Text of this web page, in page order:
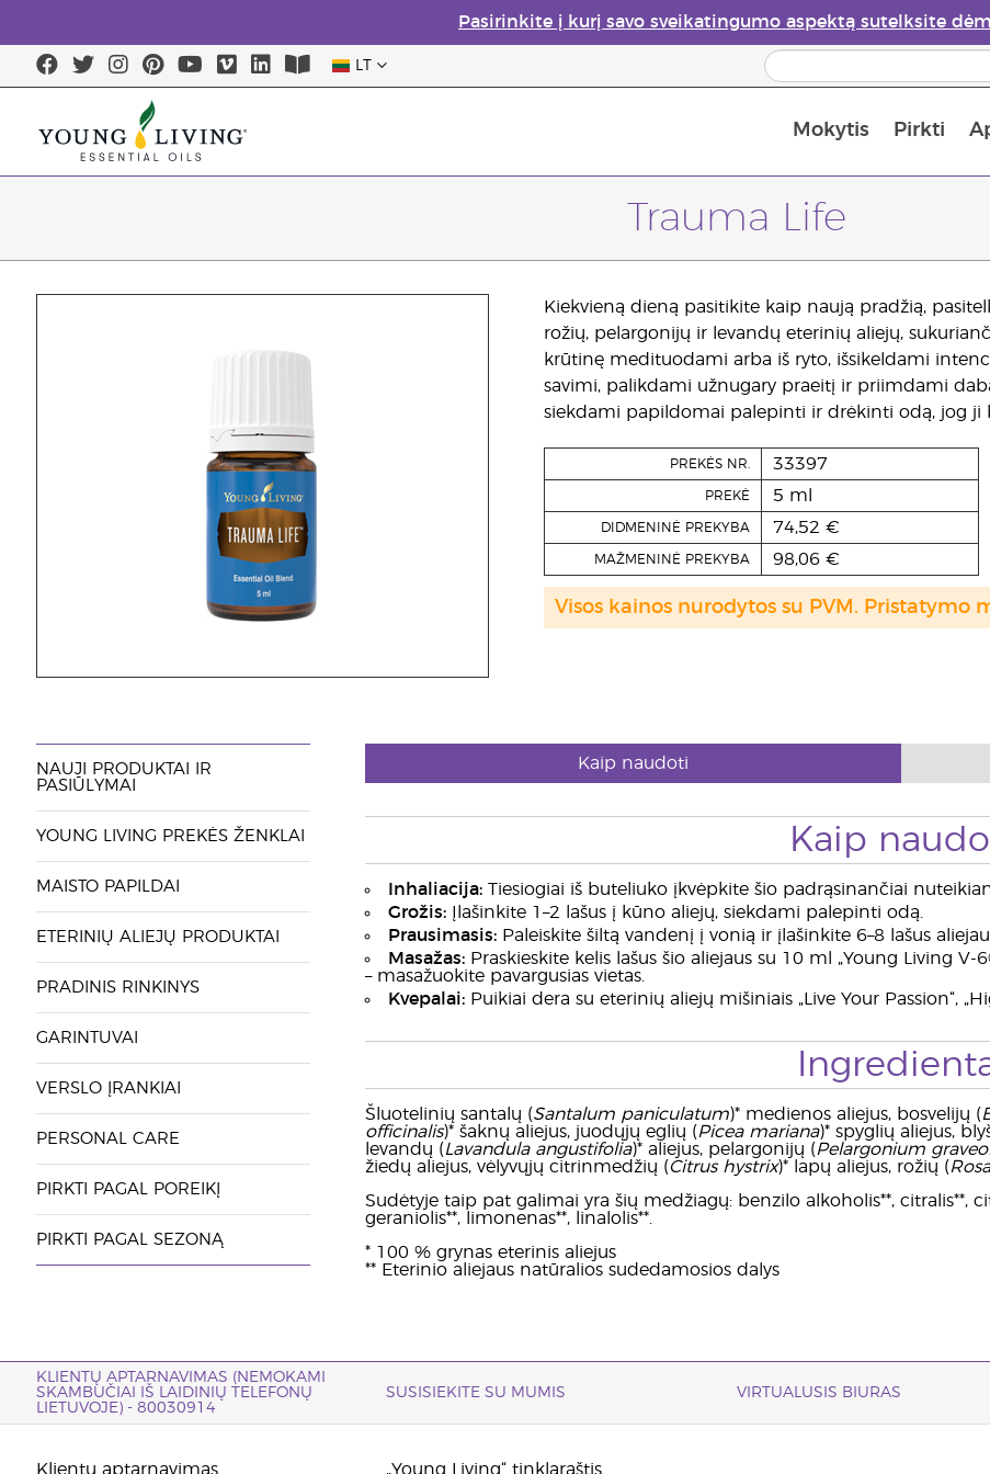
Pasirinkite į kurį savo sveikatingumo aspektą sutelksite
LT
Mokytis Pirkti
Trauma Life
Kiekvieną dieną pasitikite kaip naują pradžią,
rožių, pelargonijų ir levandų eterinių aliejų,
krūtinę medituodami arba iš ryto, išsikeldami
savimi, palikdami užnugary praeitį ir priimdami
siekdami papildomai palepinti ir drėkinti odą, jog ji
PREKĖS NR. 33397
PREKĖ 5 ml
DIDMENINĖ PREKYBA 74,52 €
MAŽMENINĖ PREKYBA 98,06 €
Visos kainos nurodytos su PVM. Pristatymo
NAUJI PRODUKTAI IR
PASIŪLYMAI
YOUNG LIVING PREKĖS ŽENKLAI
MAISTO PAPILDAI
ETERINIŲ ALIEJŲ PRODUKTAI
PRADINIS RINKINYS
GARINTUVAI
VERSLO ĮRANKIAI
PERSONAL CARE
PIRKTI PAGAL POREIKĮ
PIRKTI PAGAL SEZONĄ
Kaip naudoti
Kaip
Inhaliacija:Tiesiogiai iš buteliuko įkvėpkite šio padrąsinančiai
Grožis:Įlašinkite 1–2 lašus į kūno aliejų, siekdami palepinti odą.
Prausimasis:Paleiskite šiltą vandenį į vonią ir įlašinkite 6–8 lašus
Masažas:Praskieskite kelis lašus šio aliejaus su 10 ml „Young Living
– masažuokite pavargusias vietas.
Kvepalai:Puikiai dera su eterinių aliejų mišiniais „Live Your Passion“,
Šluotelinių santalų (Santalum paniculatum)* medienos aliejus, bosvelijų (
officinalis)* šaknų aliejus, juodųjų eglių (Picea mariana)* spyglių aliejus,
levandų (Lavandula angustifolia)* aliejus, pelargonijų (Pelargonium
žiedų aliejus, vėlyvųjų citrinmedžių (Citrus hystrix)* lapų aliejus, rožių (
Sudėtyje taip pat galimai yra šių medžiagų: benzilo alkoholis**, citralis**,
geraniolis**, limonenas**, linalolis**.
* 100 % grynas eterinis aliejus
** Eterinio aliejaus natūralios sudedamosios dalys
KLIENTŲ APTARNAVIMAS (NEMOKAMI
SKAMBUČIAI IŠ LAIDINIŲ TELEFONŲ
LIETUVOJE) - 80030914
SUSISIEKITE SU MUMIS VIRTUALUSIS BIURAS
Klientų aptarnavimas „Young Living“ tinklaraštis